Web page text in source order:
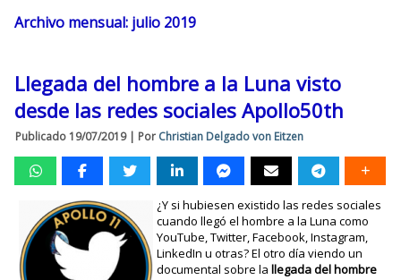
Archivo mensual: julio 2019
Llegada del hombre a la Luna visto
desde las redes sociales Apollo50th
Publicado 19/07/2019| Por Christian Delgado von Eitzen
¿Y si hubiesen existido las redes sociales
cuando llegó el hombre a la Luna como
YouTube, Twitter, Facebook, Instagram,
LinkedIn u otras? El otro día viendo un
documental sobre la llegada del hombre